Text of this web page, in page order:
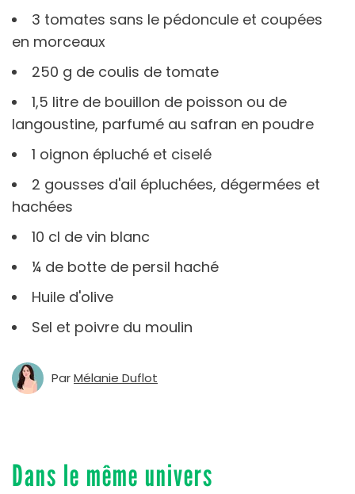
3 tomates sans le pédoncule et coupées
en morceaux
250 g de coulis de tomate
1,5 litre de bouillon de poisson ou de
langoustine, parfumé au safran en poudre
1 oignon épluché et ciselé
2 gousses d'ail épluchées, dégermées et
hachées
10 cl de vin blanc
¼ de botte de persil haché
Huile d'olive
Sel et poivre du moulin
ParMélanie Duflot
Dans le même univers